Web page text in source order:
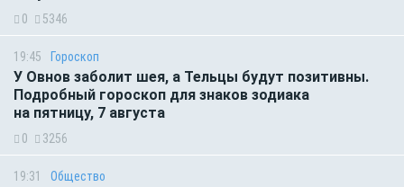
0 5346
19:45 Гороскоп
У Овнов заболит шея, а Тельцы будут позитивны.
Подробный гороскоп для знаков зодиака
на пятницу, 7 августа
0 3256
19:31 Общество